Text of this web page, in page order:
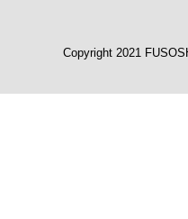
Copyright 2021